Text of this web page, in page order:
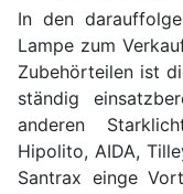
In den
Lampe zum
Zubehörteilen ist
ständig
anderen
Hipolito, AIDA,
Santrax einge